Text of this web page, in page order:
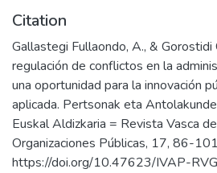
Citation
Gallastegi Fullaondo, A., & Gorostidi
regulación de conflictos en la
una oportunidad para la innovación
aplicada. Pertsonak eta
Euskal Aldizkaria = Revista Vasca
Organizaciones Públicas, 17, 86-
https://doi.org/10.47623/IVAP-